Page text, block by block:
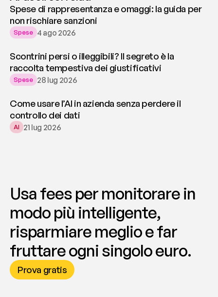
Spese di rappresentanza e omaggi: la guida per
non rischiare sanzioni
Spese 4 ago 2026
Scontrini persi o illeggibili? Il segreto è la
raccolta tempestiva dei giustificativi
Spese 28 lug 2026
Come usare l’AI in azienda senza perdere il
controllo dei dati
AI 21 lug 2026
Usa fees per monitorare in
modo più intelligente,
risparmiare meglio e far
fruttare ogni singolo euro.
Prova gratis